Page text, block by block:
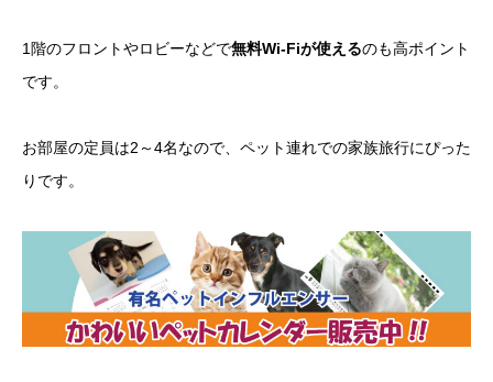
1階のフロントやロビーなどで無料Wi-Fiが使えるのも高ポイント
です。
お部屋の定員は2～4名なので、ペット連れでの家族旅行にぴった
りです。